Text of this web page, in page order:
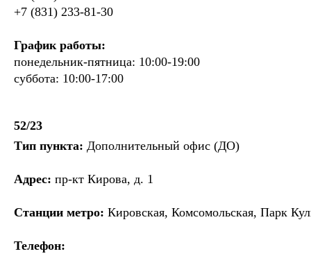
+7 (831) 233-81-30
График работы:
понедельник-пятница: 10:00-19:00
суббота: 10:00-17:00
52/23
Тип пункта: Дополнительный офис (ДО)
Адрес: пр-кт Кирова, д. 1
Станции метро: Кировская, Комсомольская, Парк
Телефон: